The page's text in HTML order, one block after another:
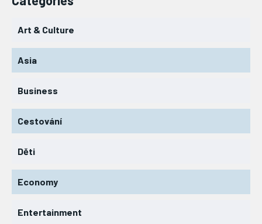
Art & Culture
Asia
Business
Cestování
Děti
Economy
Entertainment